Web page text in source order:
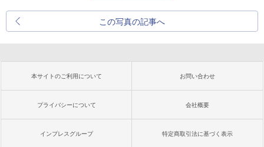
この写真の記事へ
本サイトのご利用について お問い合わせ
プライバシーについて 会社概要
インプレスグループ 特定商取引法に基づく表示